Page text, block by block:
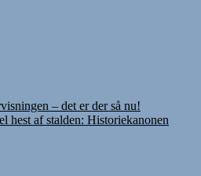
– det er der så nu!
hest af stalden: Historiekanonen